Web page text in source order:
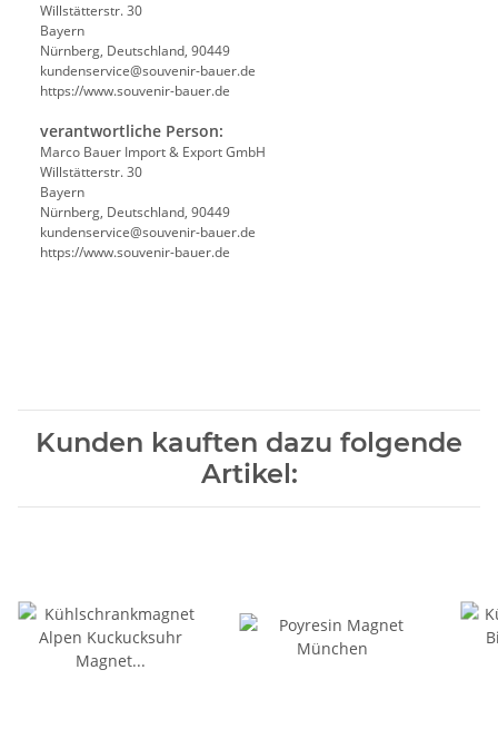
Willstätterstr. 30
Bayern
Nürnberg, Deutschland, 90449
kundenservice@souvenir-bauer.de
https://www.souvenir-bauer.de
verantwortliche Person:
Marco Bauer Import & Export GmbH
Willstätterstr. 30
Bayern
Nürnberg, Deutschland, 90449
kundenservice@souvenir-bauer.de
https://www.souvenir-bauer.de
Kunden kauften dazu folgende
Artikel: